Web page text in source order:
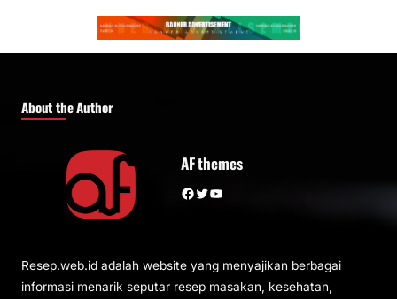
About the Author
AF themes
Facebook Twitter YouTube
Resep.web.id adalah website yang menyajikan berbagai
informasi menarik seputar resep masakan, kesehatan,